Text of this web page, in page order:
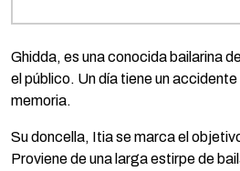
Ghidda, es una conocida bailarina
el público. Un día tiene un
memoria.
Su doncella, Itia se marca el
Proviene de una larga estirpe de